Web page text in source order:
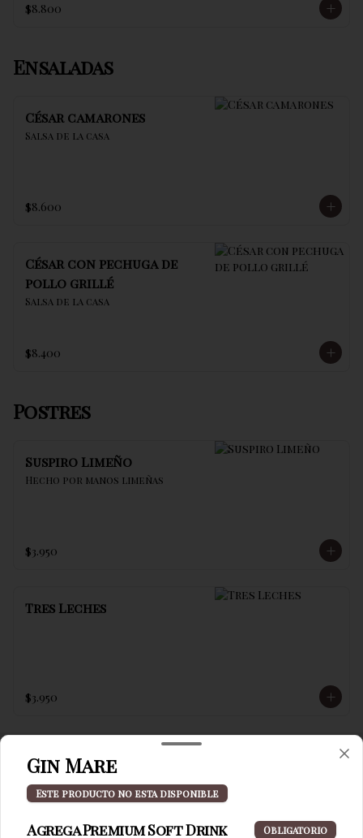
$8.800
Ensaladas
César camarones
Salsa de la casa
$8.600
César con pechuga de
pollo grillé
Salsa de la casa
$8.400
Postres
Suspiro Limeño
Hecho por manos limeñas
$3.950
Tres Leches
$3.950
Términos y condiciones
Gin Mare
Este producto no esta disponible
Agrega Premium Soft Drink Obligatorio